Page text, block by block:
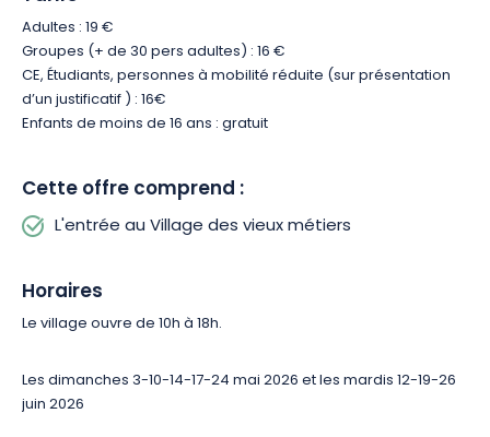
Adultes : 19 €
Groupes (+ de 30 pers adultes) : 16 €
CE, Étudiants, personnes à mobilité réduite (sur présentation
d’un justificatif ) : 16€
Enfants de moins de 16 ans : gratuit
Cette offre comprend :
L'entrée au Village des vieux métiers
Horaires
Le village ouvre de 10h à 18h.
Les dimanches 3-10-14-17-24 mai 2026et les mardis 12-19-26
juin 2026